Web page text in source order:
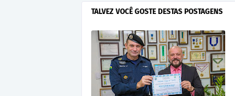
TALVEZ VOCÊ GOSTE DESTAS POSTAGENS